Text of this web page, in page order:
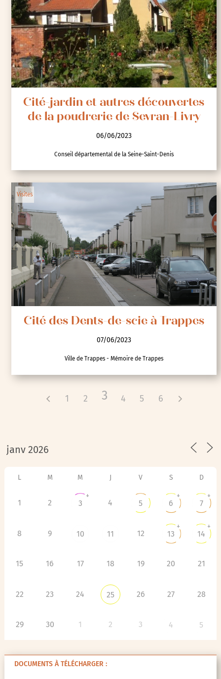
Cité-jardin et autres découvertes
de la poudrerie de Sevran-Livry
06/06/2023
Conseil départemental de la Seine-Saint-Denis
Visites
Cité des Dents-de-scie à Trappes
07/06/2023
Ville de Trappes - Mémoire de Trappes
1 2 3 4 5 6
L M M J V S D
1 2 3
+
4 5 6
+
7
+
8 9 10 11 12 13
+
14
+
15 16 17 18 19 20 21
22 23 24 25 26 27 28
29 30 1 2 3 4 5
DOCUMENTS À TÉLÉCHARGER :